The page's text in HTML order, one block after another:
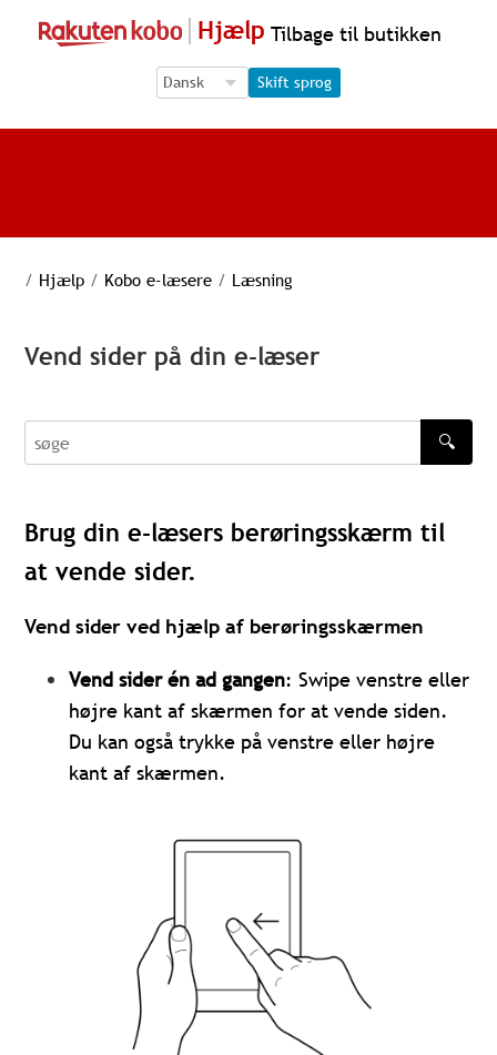
Hjælp Tilbage til butikken
Language Selection
Language Selection
Skift sprog
/ Hjælp / Kobo e-læsere / Læsning
Vend sider på din e-læser
søge
🔍
Brug din e-læsers berøringsskærm til
at vende sider.
Vend sider ved hjælp af berøringsskærmen
Vend sider én ad gangen: Swipe venstre eller
højre kant af skærmen for at vende siden.
Du kan også trykke på venstre eller højre
kant af skærmen.